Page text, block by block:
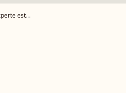
formelle